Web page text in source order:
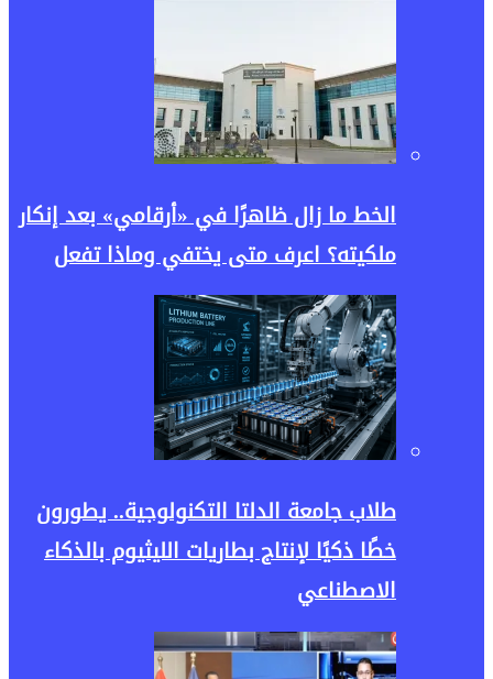
الخط ما زال ظاهرًا في «أرقامي» بعد إنكار
ملكيته؟ اعرف متى يختفي وماذا تفعل
طلاب جامعة الدلتا التكنولوجية.. يطورون
خطًا ذكيًا لإنتاج بطاريات الليثيوم بالذكاء
الاصطناعي